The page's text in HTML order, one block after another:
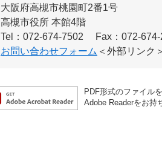
大阪府高槻市桃園町2番1号
高槻市役所 本館4階
Tel：072-674-7502
Fax：072-
お問い合わせフォーム ＜外部リンク＞
PDF形式のファイル
Adobe Readerをお持